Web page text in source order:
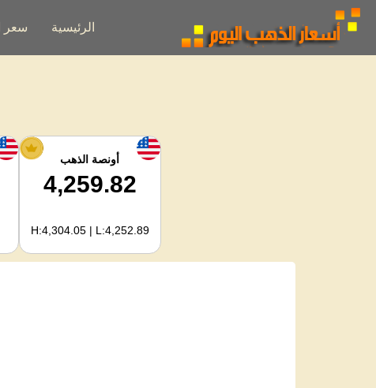
الرئيسية سعر
أونصة الذهب
4,259.82
H:4,304.05 | L:4,252.89